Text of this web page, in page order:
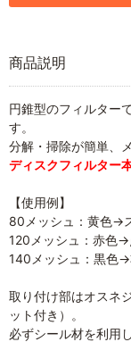
商品説明
円錐型のフィルター
す。
分解・掃除が簡単、
ディスクフィルター
【使用例】
80メッシュ：黄色→
120メッシュ：赤色→
140メッシュ：黒色→
取り付け部はオスネ
ット付き）。
必ずシール材を利用